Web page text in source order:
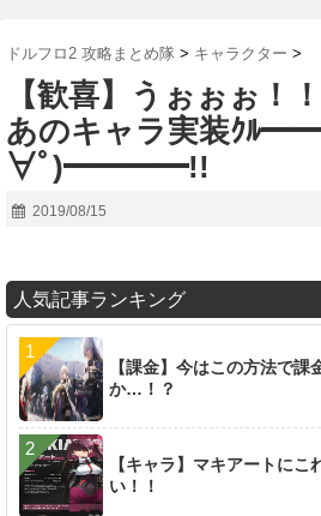
ドルフロ2 攻略まとめ隊 > キャラクター >
【歓喜】うぉぉぉ！
あのキャラ実装ｸﾙ
∀ﾟ)━━━━!!
2019/08/15
人気記事ランキング
【課金】今はこの方法で課
か…！？
【キャラ】マキアートに
い！！